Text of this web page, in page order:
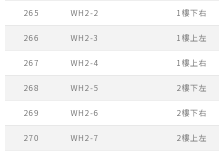
265 WH2-2 1樓下右
266 WH2-3 1樓上左
267 WH2-4 1樓上右
268 WH2-5 2樓下左
269 WH2-6 2樓下右
270 WH2-7 2樓上左